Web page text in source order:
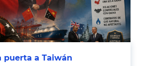
puerta a Taiwán